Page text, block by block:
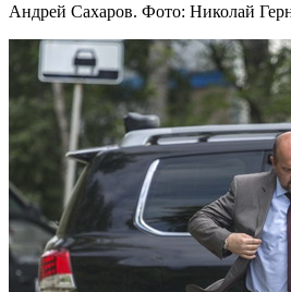
Андрей Сахаров. Фото: Николай